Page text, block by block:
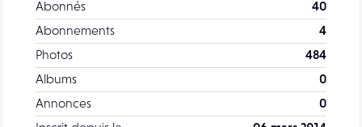
Abonnés
40
Abonnements
4
Photos
484
Albums
0
Annonces
0